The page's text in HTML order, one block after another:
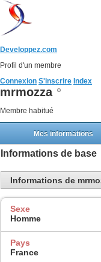
Developpez.com
Profil d'un membre
Connexion S'inscrire Index
mrmozza
Membre habitué
Mes informations
Informations de base
Informations de
Sexe
Homme
Pays
France